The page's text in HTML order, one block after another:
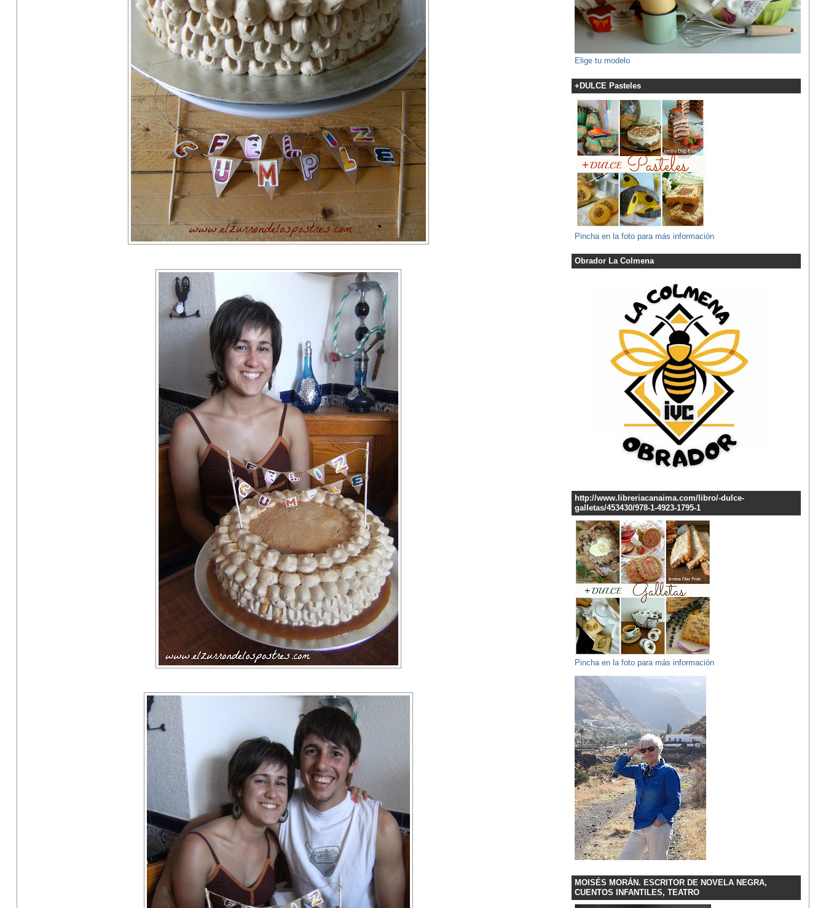
Elige tu modelo
+DULCE Pasteles
Pincha en la foto para más información
Obrador La Colmena
http://www.libreriacanaima.com/libro/-dulce-
galletas/453430/978-1-4923-1795-1
Pincha en la foto para más información
MOISÉS MORÁN. ESCRITOR DE NOVELA NEGRA,
CUENTOS INFANTILES, TEATRO